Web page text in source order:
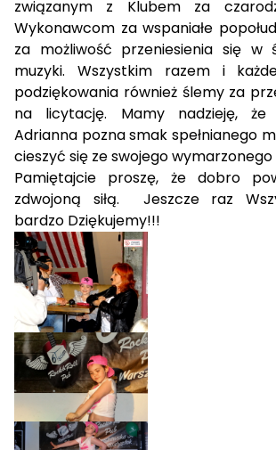
związanym z Klubem za
Wykonawcom za wspaniałe
za możliwość przeniesienia się w
muzyki. Wszystkim razem i
podziękowania również ślemy za
na licytację. Mamy nadzieję, że
Adrianna pozna smak spełnianego
cieszyć się ze swojego wymarzonego
Pamiętajcie proszę, że dobro
zdwojoną siłą. Jeszcze raz
bardzo Dziękujemy!!!